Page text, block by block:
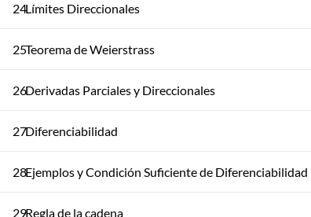
24Límites Direccionales
25Teorema de Weierstrass
26Derivadas Parciales y Direccionales
27Diferenciabilidad
28Ejemplos y Condición Suficiente de Diferenciabilidad
29Regla de la cadena